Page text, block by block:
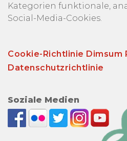
Kategorien funktionale,
Social-Media-Cookies.
Cookie-Richtlinie Dimsum
Datenschutzrichtlinie
Soziale Medien